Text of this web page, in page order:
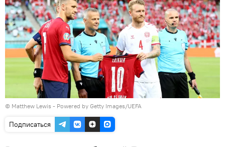
© Matthew Lewis - Powered by Getty Images/UEFA
Подписаться